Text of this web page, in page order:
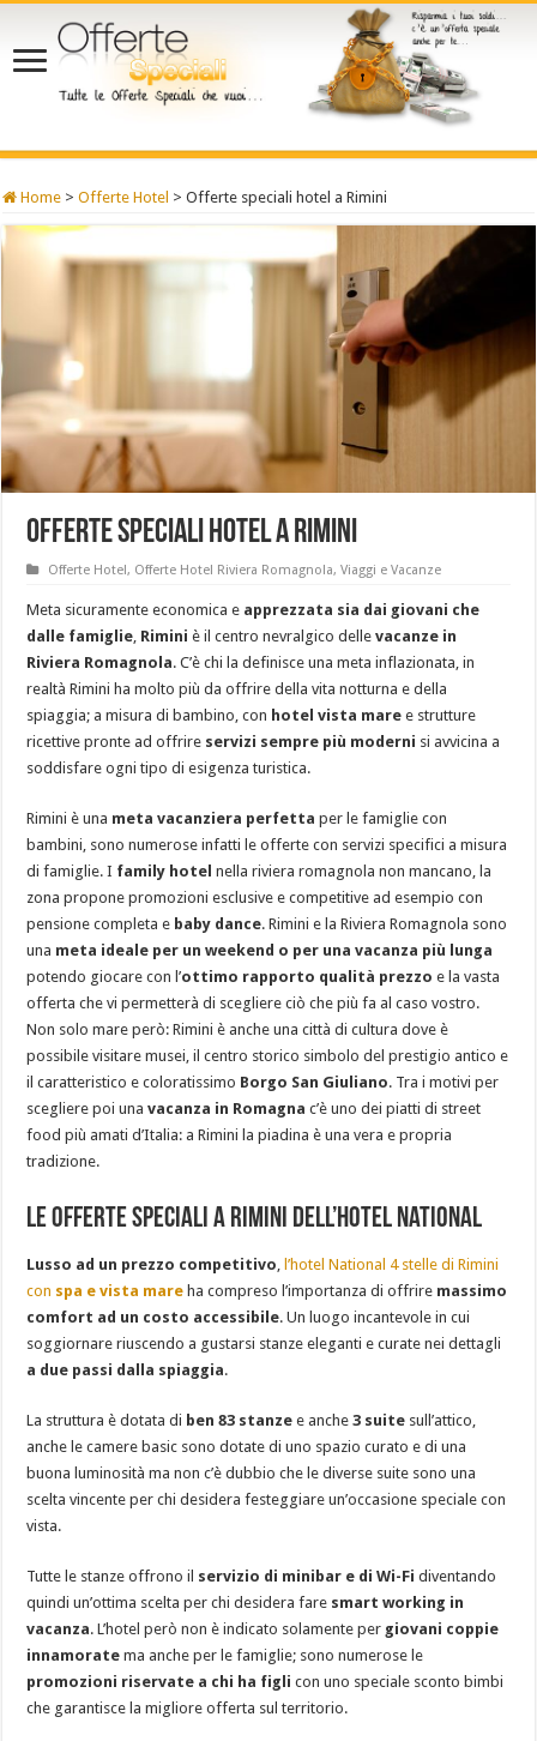
Home > Offerte Hotel > Offerte speciali hotel a Rimini
Offerte speciali hotel a Rimini
Offerte Hotel, Offerte Hotel Riviera Romagnola,Viaggi e Vacanze
Meta sicuramente economica e apprezzata sia dai giovani che
dalle famiglie, Riminiè il centro nevralgico dellevacanze in
Riviera Romagnola. C’è chi la definisce una meta inflazionata, in
realtà Rimini ha molto più da offrire della vita notturna e della
spiaggia; a misura di bambino, con hotel vista mare e strutture
ricettive pronte ad offrire servizi sempre più moderni si avvicina a
soddisfare ogni tipo di esigenza turistica.
Rimini è una meta vacanziera perfetta per le famiglie con
bambini, sono numerose infatti le offerte con servizi specifici a misura
di famiglie. I family hotel nella riviera romagnola non mancano, la
zona propone promozioni esclusive e competitive ad esempio con
pensione completa e baby dance. Rimini e la Riviera Romagnola sono
una meta ideale per un weekend o per una vacanza più lunga
potendo giocare con l’ottimo rapporto qualità prezzo e la vasta
offerta che vi permetterà di scegliere ciò che più fa al caso vostro.
Non solo mare però: Rimini è anche una città di cultura dove è
possibile visitare musei, il centro storico simbolo del prestigio antico e
il caratteristico e coloratissimo Borgo San Giuliano. Tra i motivi per
scegliere poi unavacanza in Romagna c’è uno dei piatti di street
food più amati d’Italia: a Rimini la piadina è una vera e propria
tradizione.
Le offerte speciali a Rimini dell’Hotel National
Lusso ad un prezzo competitivo, l’hotel National 4 stelle di Rimini
con spa e vista mare ha compreso l’importanza di offrire massimo
comfort ad un costo accessibile. Un luogo incantevole in cui
soggiornare riuscendo a gustarsi stanze eleganti e curate nei dettagli
a due passi dalla spiaggia.
La struttura è dotata di ben 83 stanze e anche3 suite sull’attico,
anche le camere basic sono dotate di uno spazio curato e di una
buona luminosità ma non c’è dubbio che le diverse suite sono una
scelta vincente per chi desidera festeggiare un’occasione speciale con
vista.
Tutte le stanze offrono il servizio di minibar e di Wi-Fi diventando
quindi un’ottima scelta per chi desidera fare smart working in
vacanza. L’hotel però non è indicato solamente per giovani coppie
innamorate ma anche per le famiglie; sono numerose le
promozioni riservate a chi ha figli con uno speciale sconto bimbi
che garantisce la migliore offerta sul territorio.